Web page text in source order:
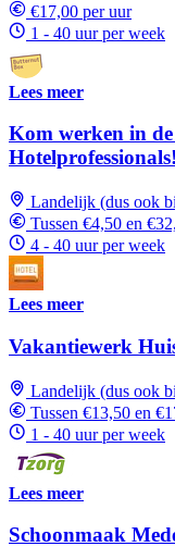
€17,00 per uur
1 - 40 uur per week
Lees meer
Kom werken in
Hotelprofessionals!
Landelijk (dus ook
Tussen €4,50 en
4 - 40 uur per week
Lees meer
Vakantiewerk
Landelijk (dus ook
Tussen €13,50 en
1 - 40 uur per week
Lees meer
Schoonmaak